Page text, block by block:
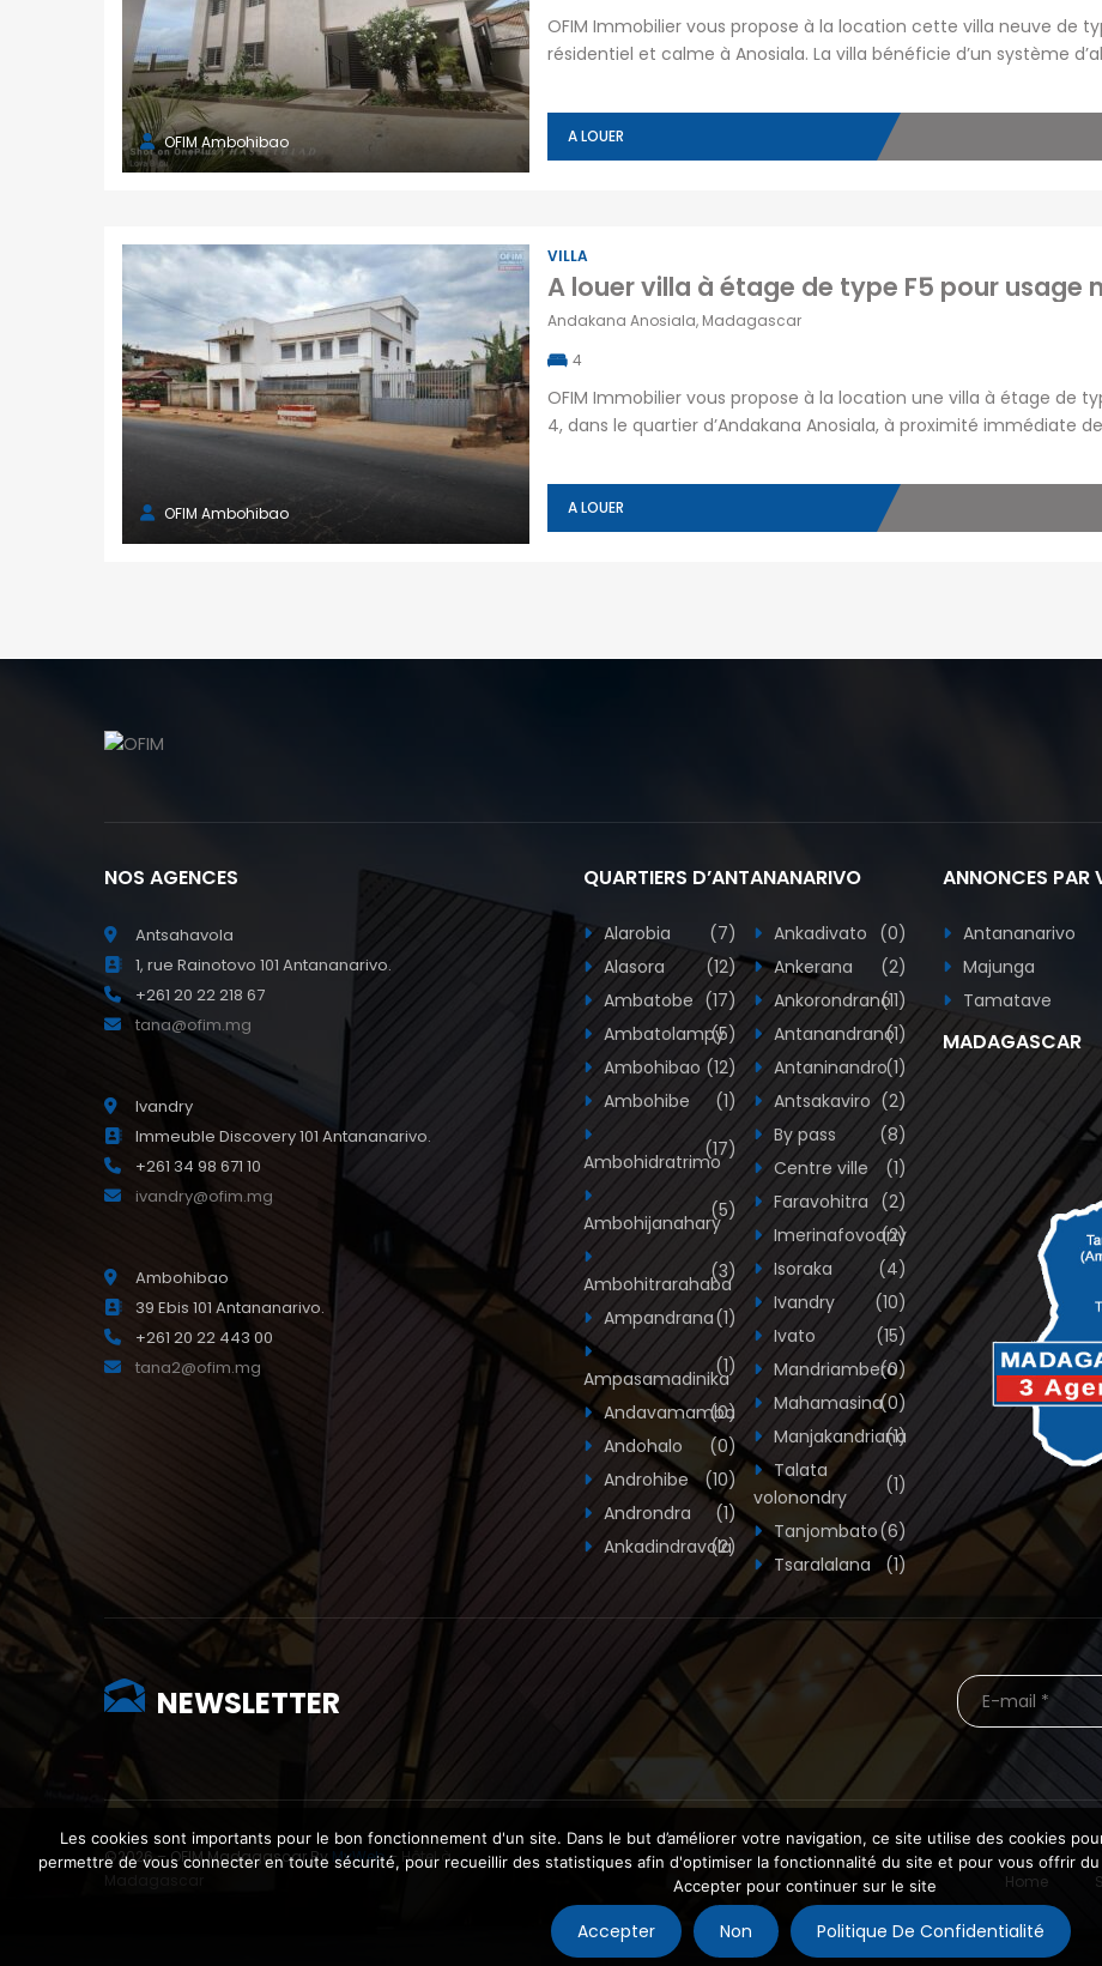
OFIM Ambohibao
OFIM Immobilier vous propose à la location cette villa neuve de
résidentiel et calme à Anosiala. La villa bénéficie d’un système
d’un système d’eau autonome via un […]
A LOUER
OFIM Ambohibao
VILLA
Andakana Anosiala, Madagascar
4
OFIM Immobilier vous propose à la location une villa à étage de
4, dans le quartier d’Andakana Anosiala, à proximité immédiate
A LOUER
NOS AGENCES
Antsahavola
1, rue Rainotovo 101 Antananarivo.
+261 20 22 218 67
tana@ofim.mg
Ivandry
Immeuble Discovery 101 Antananarivo.
+261 34 98 671 10
ivandry@ofim.mg
Ambohibao
39 Ebis 101 Antananarivo.
+261 20 22 443 00
tana2@ofim.mg
QUARTIERS D’ANTANANARIVO
Alarobia
(7)
Alasora
(12)
Ambatobe (17)
Ambatolampy(5)
Ambohibao (12)
Ambohibe
(1)
Ambohidratrimo
(17)
Ambohijanahary
(5)
Ambohitrarahaba
(3)
Ampandrana(1)
Ampasamadinika
(1)
Andavamamba
(0)
Andohalo
(0)
Androhibe
(10)
Androndra
(1)
Ankadindravola
(2)
Ankadivato (0)
Ankerana
(2)
Ankorondrano(11)
Antanandrano(1)
Antaninandro(1)
Antsakaviro (2)
By pass
(8)
Centre ville
(1)
Faravohitra (2)
Imerinafovoany
(2)
Isoraka
(4)
Ivandry
(10)
Ivato
(15)
Mandriambero
(0)
Mahamasina(0)
Manjakandriana
(1)
Talata
volonondry
(1)
Tanjombato(6)
Tsaralalana
(1)
ANNONCES PAR
Antananarivo
Majunga
Tamatave
MADAGASCAR
NEWSLETTER
©2026 – OFIM Madagascar By MyWeb– Hôtel à
Home
Les cookies sont importants pour le bon fonctionnement d'un site. Dans le but d’améliorer votre navigation, ce site utilise des cookies
permettre de vous connecter en toute sécurité, pour recueillir des statistiques afin d'optimiser la fonctionnalité du site et pour vous offrir
Accepter pour continuer sur le site
Accepter Non Politique De Confidentialité